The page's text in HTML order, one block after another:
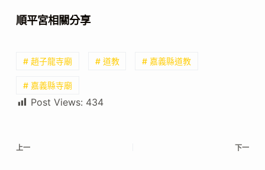
順平宮相關分享
# 趙子龍寺廟 # 道教 # 嘉義縣道教
# 嘉義縣寺廟
Post Views: 434
上一 下一